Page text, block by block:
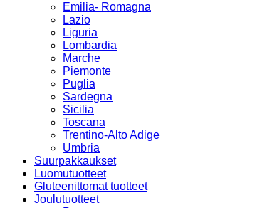
Emilia- Romagna
Lazio
Liguria
Lombardia
Marche
Piemonte
Puglia
Sardegna
Sicilia
Toscana
Trentino-Alto Adige
Umbria
Suurpakkaukset
Luomutuotteet
Gluteenittomat tuotteet
Joulutuotteet